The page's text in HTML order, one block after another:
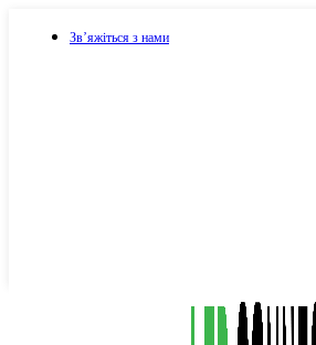
Зв’яжіться з нами